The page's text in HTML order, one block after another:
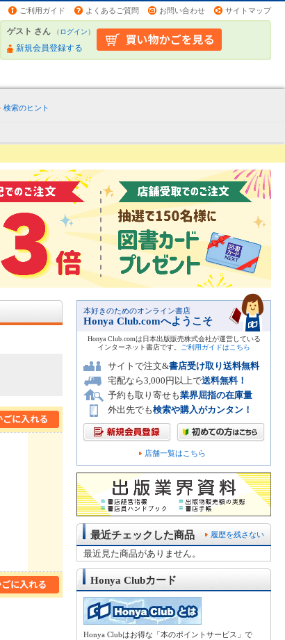
ご利用ガイド よくあるご質問 お問い合わせ サイトマップ
ゲスト さん （ログイン）
新規会員登録する
検索のヒント
本好きのためのオンライン書店
Honya Club.comへようこそ
Honya Club.comは日本出版販売株式会社が運営している
インターネット書店です。
ご利用ガイドはこちら
サイトで注文&書店受け取り送料無料
宅配なら3,000円以上で送料無料！
予約も取り寄せも業界屈指の在庫量
外出先でも検索や購入がカンタン！
店舗一覧はこちら
履歴を残さない
最近チェックした商品
最近見た商品がありません。
Honya Clubカード
Honya Clubはお得な「本のポイントサービス」で